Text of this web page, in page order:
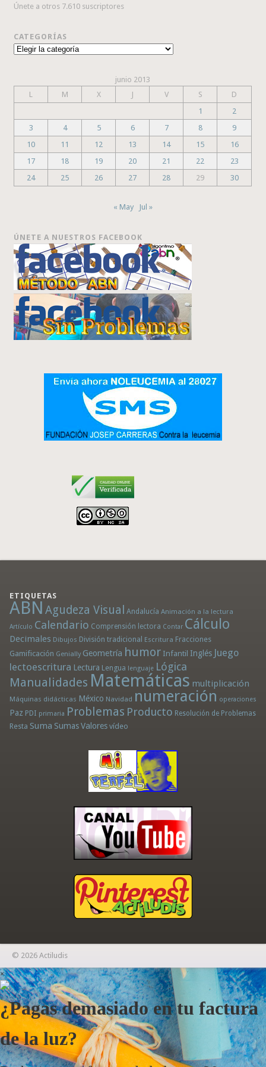
Únete a otros 7.610 suscriptores
CATEGORÍAS
Categorías
junio 2013
L
M X J V S
D
1
2
3
4 5 6 7 8
9
10
11 12 13 14 15
16
17
18 19 20 21 22
23
24
25 26 27 28 29 30
« May Jul »
ÚNETE A NUESTROS FACEBOOK
ETIQUETAS
ABN Agudeza Visual Andalucía Animación a la lectura
Artículo Calendario Comprensión lectora Contar Cálculo
Decimales Dibujos División tradicional Escritura Fracciones
Gamificación Genially Geometría humor Infantil Inglés Juego
lectoescritura Lectura Lengua lenguaje Lógica
Manualidades Matemáticas multiplicación
Máquinas didácticas México Navidad numeración operaciones
Paz PDI primaria Problemas Producto Resolución de Problemas
Resta Suma Sumas Valores vídeo
© 2026 Actiludis
×
¿Pagas demasiado en tu factura
de la luz?